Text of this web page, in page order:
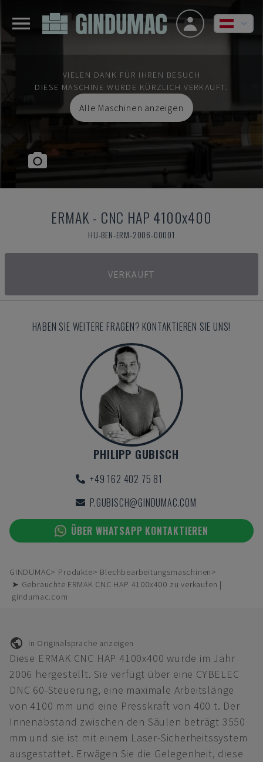
VIELEN DANK FÜR IHREN BESUCH
DIESE MASCHINE WURDE KÜRZLICH VERKAUFT.
Alle Maschinen anzeigen
ERMAK - CNC HAP 4100x400
HU-BEN-ERM-2006-00001
VERKAUFT
HABEN SIE WEITERE FRAGEN? KONTAKTIEREN SIE UNS!
PHILIPP GUBISCH
+49 162 402 75 81
P.GUBISCH@GINDUMAC.COM
ÜBER WHATSAPP KONTAKTIEREN
GINDUMAC Produkte
Blechbearbeitungsmaschinen
➤ Gebrauchte ERMAK CNC HAP 4100x400 zu verkaufen |
gindumac.com
In Originalsprache anzeigen
Diese ERMAK CNC HAP 4100x400 wurde im Jahr
2006 hergestellt. Sie verfügt über eine CYBELEC
DNC 60-Steuerung, eine maximale Arbeitslänge
von 4100 mm und eine Presskraft von 400 t. Der
Innenabstand zwischen den Säulen beträgt 3550
mm und sie ist mit einem Laser-Sicherheitssystem
ausgestattet. Erwägen Sie die Gelegenheit, diese